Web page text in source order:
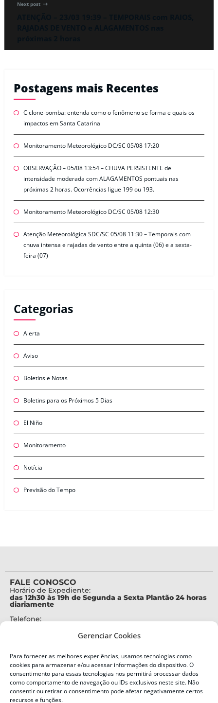
Gerenciar Cookies
Para fornecer as melhores experiências, usamos tecnologias como
cookies para armazenar e/ou acessar informações do dispositivo. O
consentimento para essas tecnologias nos permitirá processar dados
como comportamento de navegação ou IDs exclusivos neste site. Não
consentir ou retirar o consentimento pode afetar negativamente certos
recursos e funções.
Next post
Postagens mais Recentes
Ciclone-bomba: entenda como o fenômeno se forma e quais os
impactos em Santa Catarina
Monitoramento Meteorológico DC/SC 05/08 17:20
OBSERVAÇÃO – 05/08 13:54 – CHUVA PERSISTENTE de
intensidade moderada com ALAGAMENTOS pontuais nas
próximas 2 horas. Ocorrências ligue 199 ou 193.
Monitoramento Meteorológico DC/SC 05/08 12:30
Atenção Meteorológica SDC/SC 05/08 11:30 – Temporais com
chuva intensa e rajadas de vento entre a quinta (06) e a sexta-
feira (07)
Categorias
Alerta
Aviso
Boletins e Notas
Boletins para os Próximos 5 Dias
El Niño
Monitoramento
Notícia
Previsão do Tempo
FALE CONOSCO
Horário de Expediente:
das 12h30 às 19h de Segunda a Sexta Plantão 24 horas
diariamente
Telefone:
Alertas Defesa Civil:
SMS 40199
ENDEREÇO
Defesa Civil do Estado de Santa Catarina